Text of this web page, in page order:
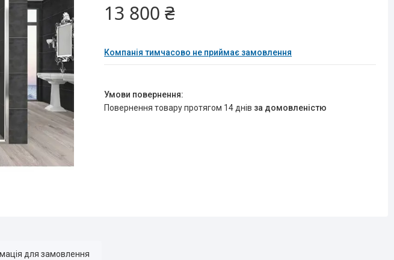
13 800 ₴
Компанія тимчасово не приймає замовлення
повернення товару протягом 14 днів за домовленістю
для замовлення